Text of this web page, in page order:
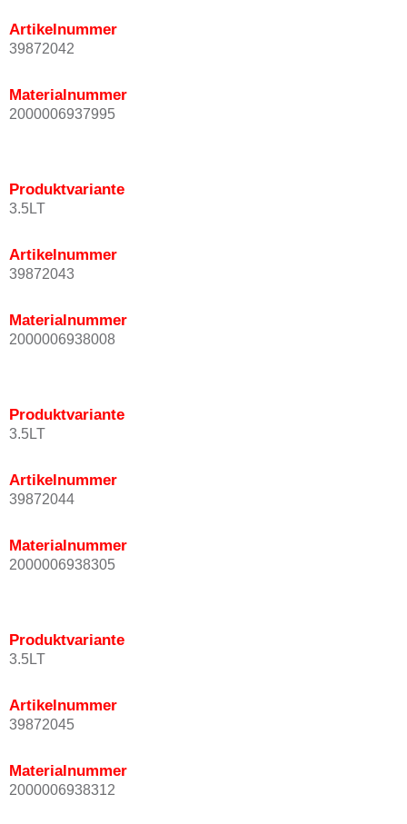
Artikelnummer
39872042
Materialnummer
2000006937995
Produktvariante
3.5LT
Artikelnummer
39872043
Materialnummer
2000006938008
Produktvariante
3.5LT
Artikelnummer
39872044
Materialnummer
2000006938305
Produktvariante
3.5LT
Artikelnummer
39872045
Materialnummer
2000006938312